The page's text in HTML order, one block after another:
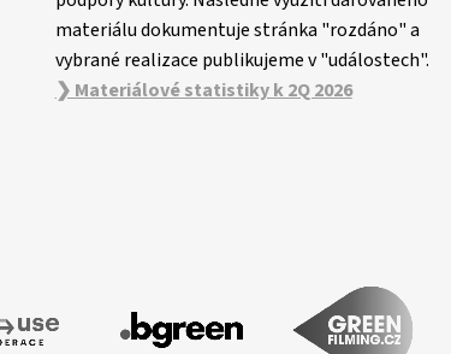
materiálu dokumentuje stránka "rozdáno" a
vybrané realizace publikujeme v "událostech".
❯ Materiálové statistiky k 2Q 2026